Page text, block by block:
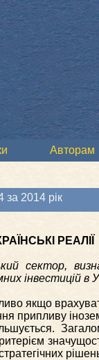
Авторам
за 2014 рік
РЕАЛІЇ
сектор,
інвестицій в
якщо
припливу